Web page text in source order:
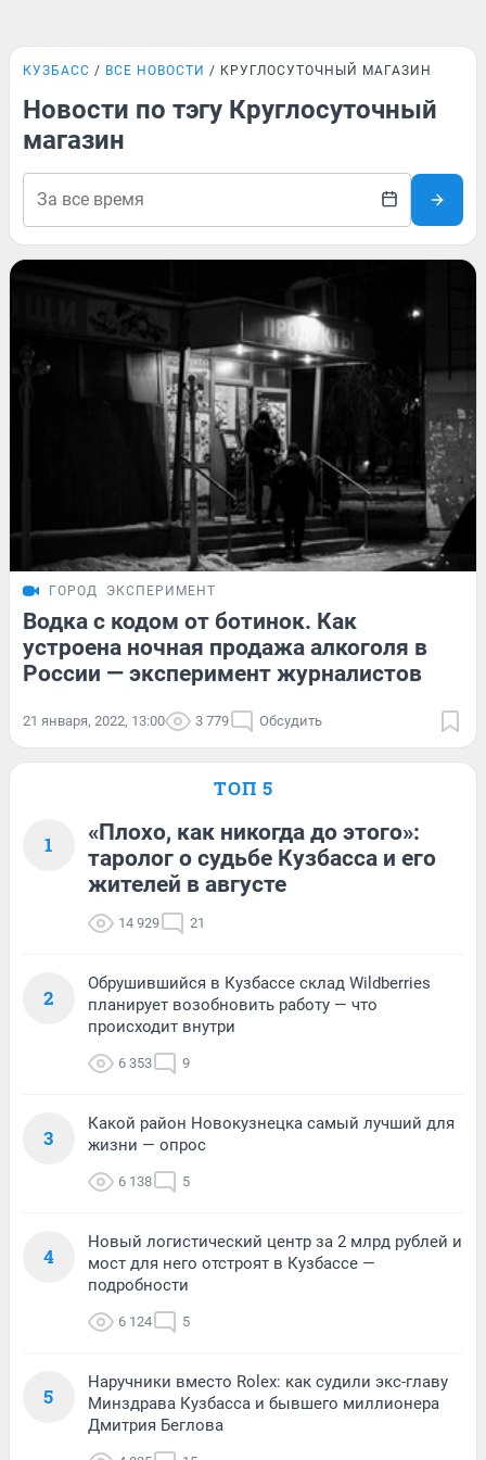
КУЗБАСС ВСЕ НОВОСТИ КРУГЛОСУТОЧНЫЙ МАГАЗИН
Новости по тэгу Круглосуточный
магазин
ГОРОД ЭКСПЕРИМЕНТ
Водка с кодом от ботинок. Как
устроена ночная продажа алкоголя в
России — эксперимент журналистов
21 января, 2022, 13:00 3 779 Обсудить
ТОП 5
1
«Плохо, как никогда до этого»:
таролог о судьбе Кузбасса и его
жителей в августе
14 929 21
2
Обрушившийся в Кузбассе склад Wildberries
планирует возобновить работу — что
происходит внутри
6 353 9
3
Какой район Новокузнецка самый лучший для
жизни — опрос
6 138 5
4
Новый логистический центр за 2 млрд рублей и
мост для него отстроят в Кузбассе —
подробности
6 124 5
5
Наручники вместо Rolex: как судили экс-главу
Минздрава Кузбасса и бывшего миллионера
Дмитрия Беглова